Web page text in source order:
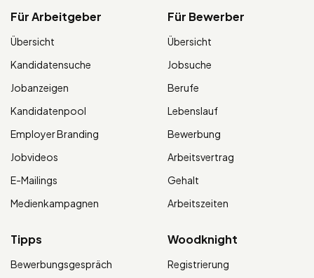
Für Arbeitgeber
Übersicht
Kandidatensuche
Jobanzeigen
Kandidatenpool
Employer Branding
Jobvideos
E-Mailings
Medienkampagnen
Für Bewerber
Übersicht
Jobsuche
Berufe
Lebenslauf
Bewerbung
Arbeitsvertrag
Gehalt
Arbeitszeiten
Tipps
Bewerbungsgespräch
Woodknight
Registrierung